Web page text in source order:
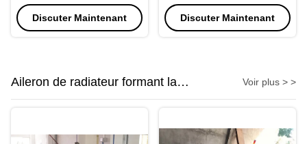
constructeurs de noyau des
tubes 800kg de Multirow
Discuter Maintenant
noyau de radiateur
d'Assemblée de noyau
Discuter Maintenant
Aileron de radiateur formant la
machine
Voir plus > >